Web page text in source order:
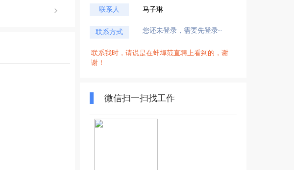
联系人 马子琳
联系方式 您还未登录，需要先登录~
联系我时，请说是在蚌埠范直聘上看到的，谢
谢！
微信扫一扫找工作